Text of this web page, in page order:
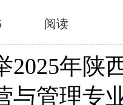
阅读
2025年陕
与管理专